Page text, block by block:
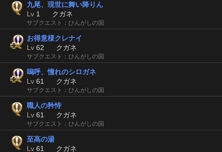
九尾、現世に舞い降りん
Lv 1 クガネ
サブクエスト：ひんがしの国
お得意様クレナイ
Lv 62 クガネ
サブクエスト：ひんがしの国
嗚呼、憧れのシロガネ
Lv 61 クガネ
サブクエスト：ひんがしの国
職人の矜恃
Lv 61 クガネ
サブクエスト：ひんがしの国
至高の湯
Lv 61 クガネ